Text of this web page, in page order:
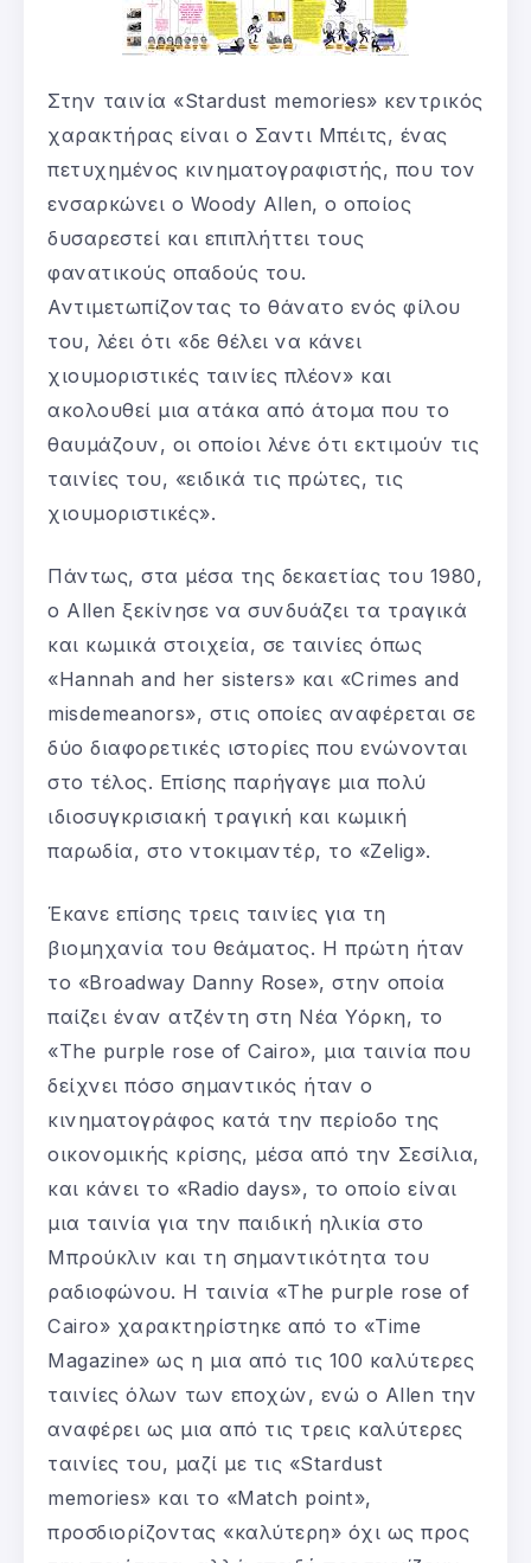
Στην ταινία «Stardust memories» κεντρικός
χαρακτήρας είναι ο Σαντι Μπέιτς, ένας
πετυχημένος κινηματογραφιστής, που τον
ενσαρκώνει ο Woody Allen, ο οποίος
δυσαρεστεί και επιπλήττει τους
φανατικούς οπαδούς του.
Αντιμετωπίζοντας το θάνατο ενός φίλου
του, λέει ότι «δε θέλει να κάνει
χιουμοριστικές ταινίες πλέον» και
ακολουθεί μια ατάκα από άτομα που το
θαυμάζουν, οι οποίοι λένε ότι εκτιμούν τις
ταινίες του, «ειδικά τις πρώτες, τις
χιουμοριστικές».
Πάντως, στα μέσα της δεκαετίας του 1980,
ο Allen ξεκίνησε να συνδυάζει τα τραγικά
και κωμικά στοιχεία, σε ταινίες όπως
«Hannah and her sisters» και «Crimes and
misdemeanors», στις οποίες αναφέρεται σε
δύο διαφορετικές ιστορίες που ενώνονται
στο τέλος. Επίσης παρήγαγε μια πολύ
ιδιοσυγκρισιακή τραγική και κωμική
παρωδία, στο ντοκιμαντέρ, το «Zelig».
Έκανε επίσης τρεις ταινίες για τη
βιομηχανία του θεάματος. Η πρώτη ήταν
το «Broadway Danny Rose», στην οποία
παίζει έναν ατζέντη στη Νέα Υόρκη, το
«The purple rose of Cairo», μια ταινία που
δείχνει πόσο σημαντικός ήταν ο
κινηματογράφος κατά την περίοδο της
οικονομικής κρίσης, μέσα από την Σεσίλια,
και κάνει το «Radio days», το οποίο είναι
μια ταινία για την παιδική ηλικία στο
Μπρούκλιν και τη σημαντικότητα του
ραδιοφώνου. Η ταινία «The purple rose of
Cairo» χαρακτηρίστηκε από το «Time
Magazine» ως η μια από τις 100 καλύτερες
ταινίες όλων των εποχών, ενώ ο Allen την
αναφέρει ως μια από τις τρεις καλύτερες
ταινίες του, μαζί με τις «Stardust
memories» και το «Match point»,
προσδιορίζοντας «καλύτερη» όχι ως προς